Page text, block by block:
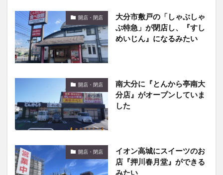
開店・閉店
大分市敷戸の「しゃぶしゃ
ぶ特急」が閉店し、『すし
めいじん』になるみたい
開店・閉店
南大分に『とんから亭南大
分店』がオープンしていま
した
開店・閉店
イオン高城にスイーツのお
店『押川春月堂』ができる
みたい